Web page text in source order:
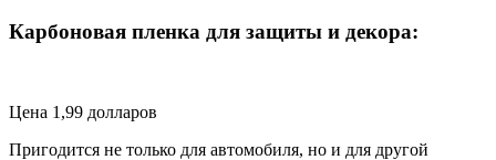
Карбоновая пленка для защиты и декора:
Цена 1,99 долларов
Пригодится не только для автомобиля, но и для другой